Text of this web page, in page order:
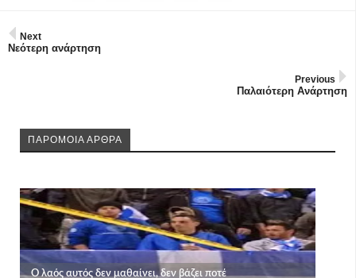
Next
Νεότερη ανάρτηση
Previous
Παλαιότερη Ανάρτηση
ΠΑΡΟΜΟΙΑ ΑΡΘΡΑ